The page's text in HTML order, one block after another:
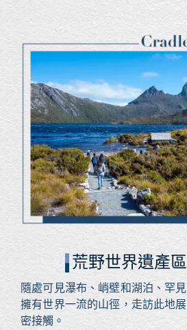
荒野世界遺產
隨處可見瀑布、峭壁和湖泊、罕
擁有世界一流的山徑，走訪此地
密接觸。